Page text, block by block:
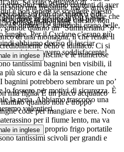
Se state pensando di
e non sapete se scegliere questo
sicuramente questo: non
ma siamo contenti di aver
sul parco acquatico e di
lo consigliamo a tutti.
sono una fregatura, ma se arrivate
panchine da picnic, tavoli e sedie che
all’ombra. Le attrazioni erano belle,
lunghe. Per il Cyclone c’erano più
abbiamo deciso di lasciar
una visita davvero soddisfacente!
dove la sicurezza è al primo
grande quanto un “Summerland” o
di una montagna, il che rende il
bello e idilliaco. Ci si
tra le varie piscine e le numerose
tantissimi bagnini ben visibili, il
più sicuro e dà la sensazione che
potrebbero sembrare un po’
lo fossero per motivi di sicurezza. È
la pena. Abbiamo trascorso una
volentieri.
in inglese
mia figlia. È un parco acquatico
quando non è troppo
code per mangiare e bere. Non
per il fiume lento, ma va
portare il proprio frigo portatile
tantissimi scivoli per grandi e
in inglese